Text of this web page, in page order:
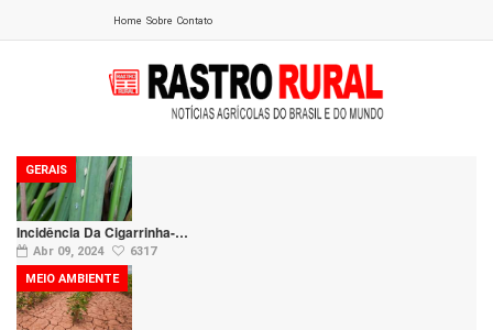
Home Sobre Contato
Incidência Da Cigarrinha-…
Abr 09, 2024 6317
GERAIS
MEIO AMBIENTE